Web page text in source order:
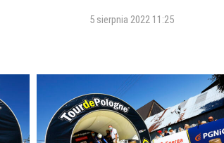
5 sierpnia 2022 11:25